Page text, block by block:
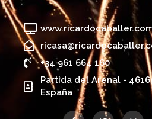
+34 961 664 160
Partida del Arenal -
España